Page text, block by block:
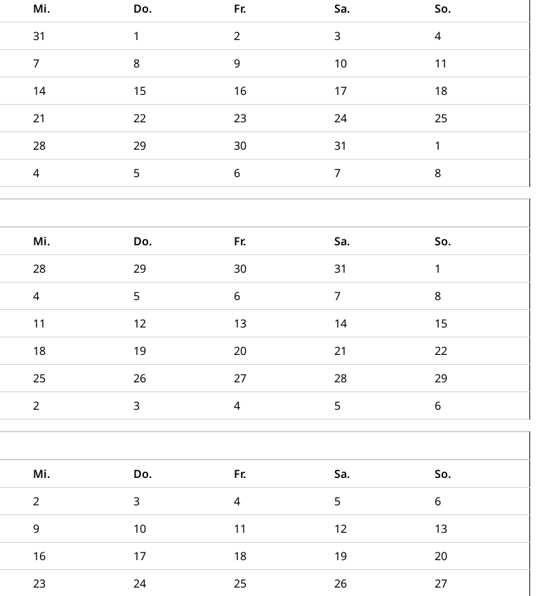
Mi. Do. Fr. Sa.
So.
31 1 2 3
4
7 8 9 10
11
14 15 16 17
18
21 22 23 24
25
28 29 30 31
1
4 5 6 7 8
Mi. Do. Fr. Sa.
So.
28 29 30 31
1
4 5 6 7
8
11 12 13 14
15
18 19 20 21
22
25 26 27 28
29
2 3 4 5 6
Mi. Do. Fr. Sa.
So.
2 3 4 5
6
9 10 11 12
13
16 17 18 19
20
23 24 25 26 27